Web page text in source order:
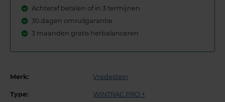
Achteraf betalen of in 3 termijnen
30 dagen omruilgarantie
3 maanden gratis herbalanceren
Merk: Vredestein
Type: WINTRAC PRO +